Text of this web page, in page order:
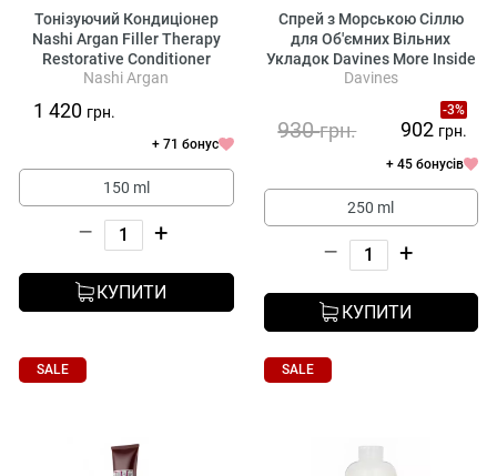
Тонізуючий Кондиціонер
Nashi Argan Filler Therapy
Restorative Conditioner
Nashi Argan
1 420 грн.
+ 71 бонус
150 ml
– +
КУПИТИ
Спрей з Морською Сіллю
для Об'ємних Вільних
Укладок Davines More Inside
Sea Salt Spray
Davines
-3%
930грн. 902 грн.
+ 45 бонусів
250 ml
– +
КУПИТИ
SALE SALE